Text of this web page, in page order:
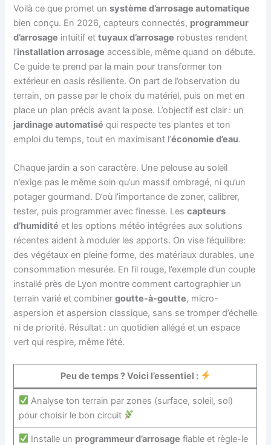
Voilà ce que promet unsystème d’arrosage automatique
bien conçu. En 2026, capteurs connectés, programmeur
d’arrosage intuitif ettuyaux d’arrosage robustes rendent
l’installation arrosage accessible, même quand on débute.
Ce guide te prend par la main pour transformer ton
extérieur en oasis résiliente. On part de l’observation du
terrain, on passe par le choix du matériel, puis on met en
place un plan précis avant la pose. L’objectif est clair : un
jardinage automatisé qui respecte tes plantes et ton
emploi du temps, tout en maximisant l’économie d’eau.
Chaque jardin a son caractère. Une pelouse au soleil
n’exige pas le même soin qu’un massif ombragé, ni qu’un
potager gourmand. D’où l’importance de zoner, calibrer,
tester, puis programmer avec finesse. Lescapteurs
d’humidité et les options météo intégrées aux solutions
récentes aident à moduler les apports. On vise l’équilibre:
des végétaux en pleine forme, des matériaux durables, une
consommation mesurée. En fil rouge, l’exemple d’un couple
installé près de Lyon montre comment cartographier un
terrain varié et combinergoutte-à-goutte, micro-
aspersion et aspersion classique, sans se tromper d’échelle
ni de priorité. Résultat : un quotidien allégé et un espace
vert qui respire, même l’été.
Peu de temps ? Voici l’essentiel :
Analyse ton terrain par zones (surface, soleil, sol)
pour choisir le bon circuit
Installe un programmeur d’arrosage fiable et règle-le